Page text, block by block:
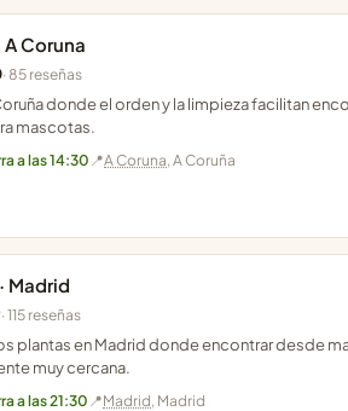
A Coruna
· 85 reseñas
donde el orden y la limpieza facilitan
mascotas.
a las 14:30📍A Coruna, A Coruña
Madrid
· 115 reseñas
plantas en Madrid donde encontrar desde
muy cercana.
a las 21:30 📍Madrid, Madrid